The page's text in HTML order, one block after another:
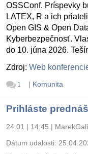
OSSConf. Príspevky
LATEX, R a ich
Open GIS & Open
Kyberbezpečnosť.
do 10. júna 2026.
Zdroj: Web
1 | Komunita
Prihláste
24.01 | 14:45 |
Dátum udalosti: